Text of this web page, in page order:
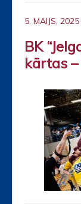
5. MAIJS, 2025
BK
kārtas